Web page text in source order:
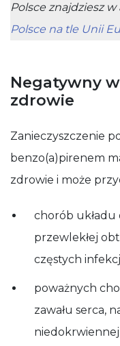
Polsce znajdziesz
Polsce na tle Unii
Negatywny
zdrowie
Zanieczyszczenie
benzo(a)pirenem
zdrowie i może
chorób układu
przewlekłej
częstych
poważnych
zawału serca,